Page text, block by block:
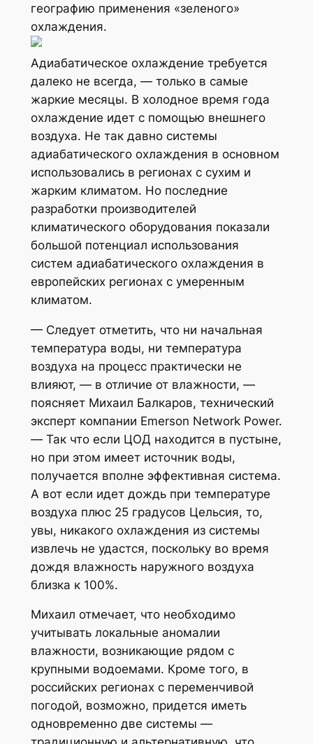
географию применения «зеленого»
охлаждения.
Адиабатическое охлаждение требуется
далеко не всегда, — только в самые
жаркие месяцы. В холодное время года
охлаждение идет с помощью внешнего
воздуха. Не так давно системы
адиабатического охлаждения в основном
использовались в регионах с сухим и
жарким климатом. Но последние
разработки производителей
климатического оборудования показали
большой потенциал использования
систем адиабатического охлаждения в
европейских регионах с умеренным
климатом.
— Следует отметить, что ни начальная
температура воды, ни температура
воздуха на процесс практически не
влияют, — в отличие от влажности, —
поясняет Михаил Балкаров, технический
эксперт компании Emerson Network Power.
— Так что если ЦОД находится в пустыне,
но при этом имеет источник воды,
получается вполне эффективная система.
А вот если идет дождь при температуре
воздуха плюс 25 градусов Цельсия, то,
увы, никакого охлаждения из системы
извлечь не удастся, поскольку во время
дождя влажность наружного воздуха
близка к 100%.
Михаил отмечает, что необходимо
учитывать локальные аномалии
влажности, возникающие рядом с
крупными водоемами. Кроме того, в
российских регионах с переменчивой
погодой, возможно, придется иметь
одновременно две системы —